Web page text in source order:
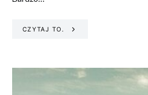
CZYTAJ TO.